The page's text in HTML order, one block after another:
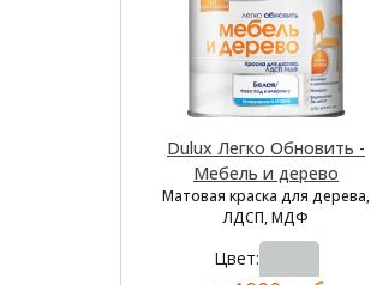
Dulux Легко Обновить -
Мебель и дерево
Матовая краска для дерева,
ЛДСП, МДФ
Цвет: